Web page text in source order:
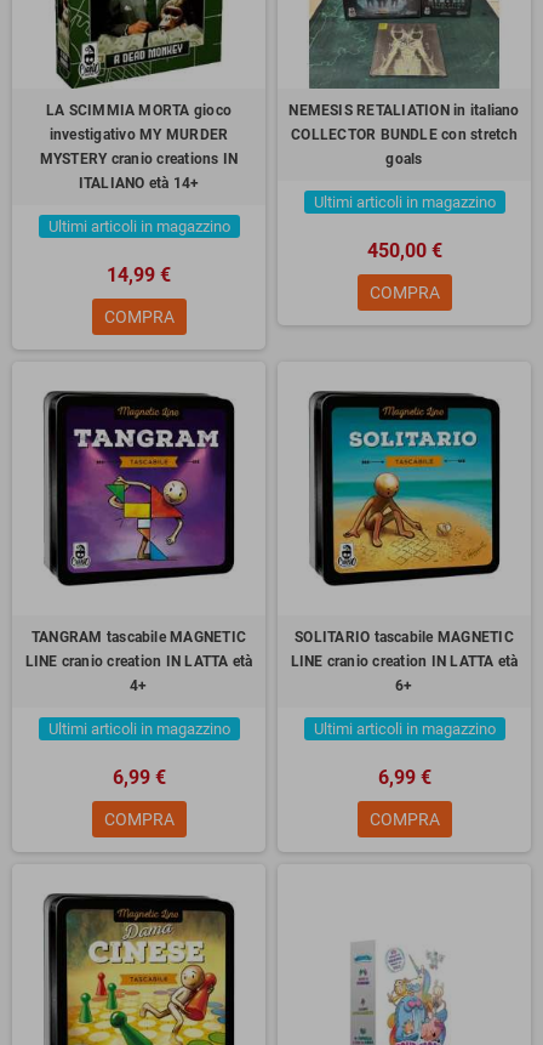
LA SCIMMIA MORTA gioco
investigativo MY MURDER
MYSTERY cranio creations IN
ITALIANO età 14+
Ultimi articoli in magazzino
14,99 €
COMPRA
NEMESIS RETALIATION in italiano
COLLECTOR BUNDLE con stretch
goals
Ultimi articoli in magazzino
450,00 €
COMPRA
TANGRAM tascabile MAGNETIC
LINE cranio creation IN LATTA età
4+
Ultimi articoli in magazzino
6,99 €
COMPRA
SOLITARIO tascabile MAGNETIC
LINE cranio creation IN LATTA età
6+
Ultimi articoli in magazzino
6,99 €
COMPRA